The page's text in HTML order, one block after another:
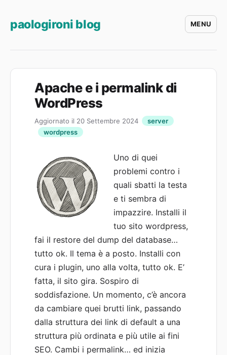
paologironi blog MENU
Apache e i permalink di
WordPress
Aggiornato il 20 Settembre 2024
server
wordpress
Uno di quei
problemi contro i
quali sbatti la testa
e ti sembra di
impazzire. Installi il
tuo sito wordpress,
fai il restore del dump del database…
tutto ok. Il tema è a posto. Installi con
cura i plugin, uno alla volta, tutto ok. E’
fatta, il sito gira. Sospiro di
soddisfazione. Un momento, c’è ancora
da cambiare quei brutti link, passando
dalla struttura dei link di default a una
struttura più ordinata e più utile ai fini
SEO. Cambi i permalink… ed inizia